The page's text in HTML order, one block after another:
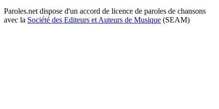
Paroles.net dispose d'un accord de licence de paroles de chansons
avec la Société des Editeurs et Auteurs de Musique (SEAM)